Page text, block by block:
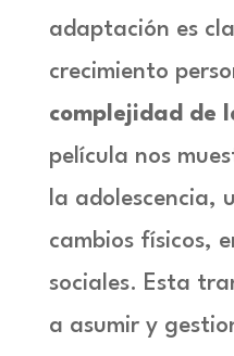
adaptación es
crecimiento
complejidad de
película nos
la adolescencia,
cambios físicos,
sociales. Esta
a asumir y